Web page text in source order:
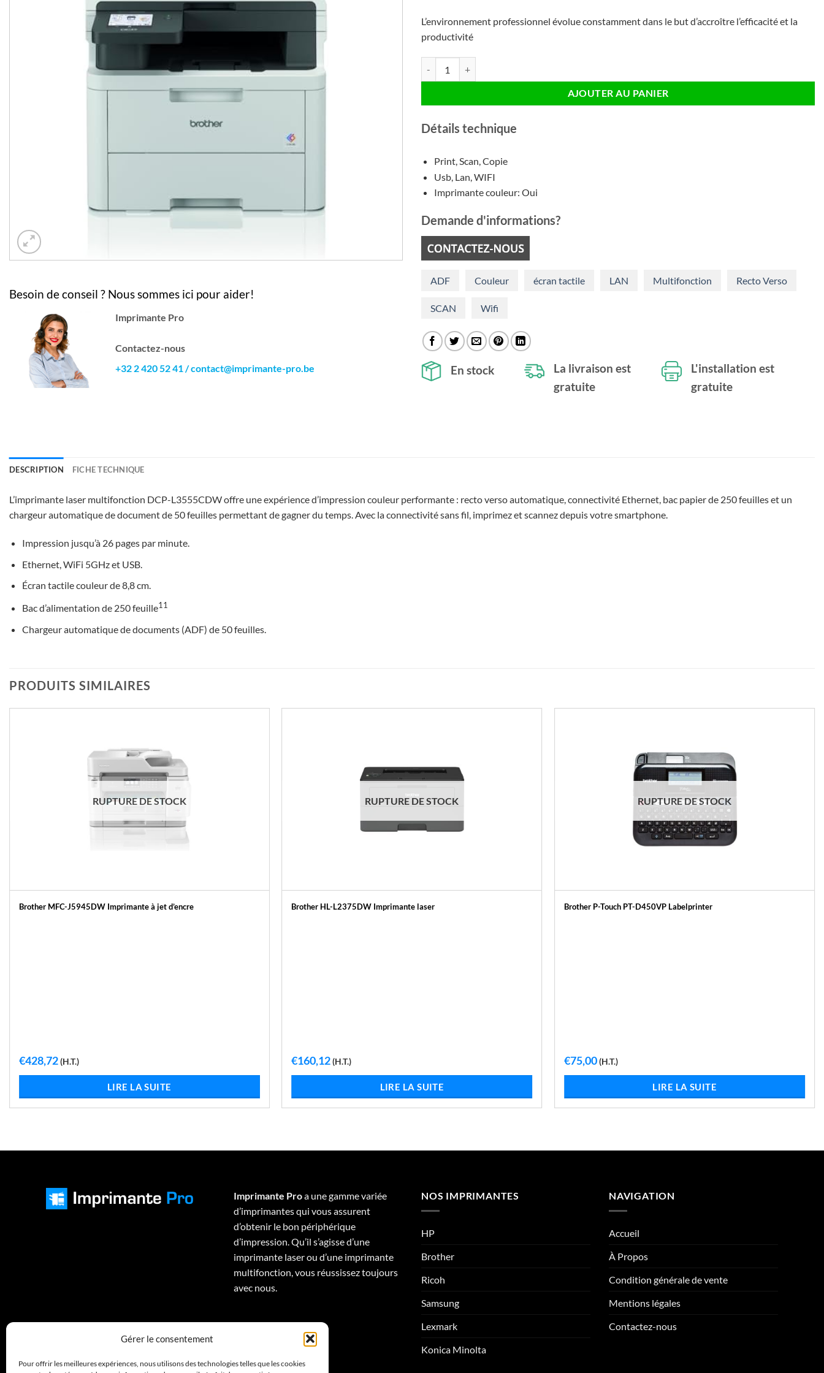
Gérer le consentement
Pour offrir les meilleures expériences, nous utilisons des technologies telles que les cookies
Besoin de conseil ? Nous sommes ici pour aider!
Imprimante Pro
Contactez-nous
+32 2 420 52 41 /contact@imprimante-pro.be
L’environnement professionnel évolue constamment dans le but d’accroître l’efficacité et la
productivité
AJOUTER AU PANIER
Détails technique
Print, Scan, Copie
Usb, Lan, WIFI
Imprimante couleur: Oui
Demande d'informations?
ADF Couleur écran tactile LAN Multifonction Recto Verso
SCAN Wifi
En stock
La livraison est
gratuite
L'installation est
gratuite
DESCRIPTION FICHE TECHNIQUE
L’imprimante laser multifonction DCP-L3555CDW offre une expérience d’impression couleur performante : recto verso automatique, connectivité Ethernet, bac papier de 250 feuilles et un
chargeur automatique de document de 50 feuilles permettant de gagner du temps. Avec la connectivité sans fil, imprimez et scannez depuis votre smartphone.
Impression jusqu’à 26 pages par minute.
Ethernet, WiFi 5GHz et USB.
Écran tactile couleur de 8,8 cm.
Bac d’alimentation de 250 feuille11
Chargeur automatique de documents (ADF) de 50 feuilles.
PRODUITS SIMILAIRES
RUPTURE DE STOCK
Brother MFC-J5945DW Imprimante à jet d’encre
€428,72(H.T.)
LIRE LA SUITE
RUPTURE DE STOCK
Brother HL-L2375DW Imprimante laser
€160,12 (H.T.)
LIRE LA SUITE
RUPTURE DE STOCK
Brother P-Touch PT-D450VP Labelprinter
€75,00(H.T.)
LIRE LA SUITE
Imprimante Proa une gamme variée
d’imprimantes qui vous assurent
d’obtenir le bon périphérique
d’impression. Qu’il s’agisse d’une
imprimante laser ou d’une imprimante
multifonction, vous réussissez toujours
avec nous.
NOS IMPRIMANTES
HP
Brother
Ricoh
Samsung
Lexmark
Konica Minolta
NAVIGATION
Accueil
À Propos
Condition générale de vente
Mentions légales
Contactez-nous